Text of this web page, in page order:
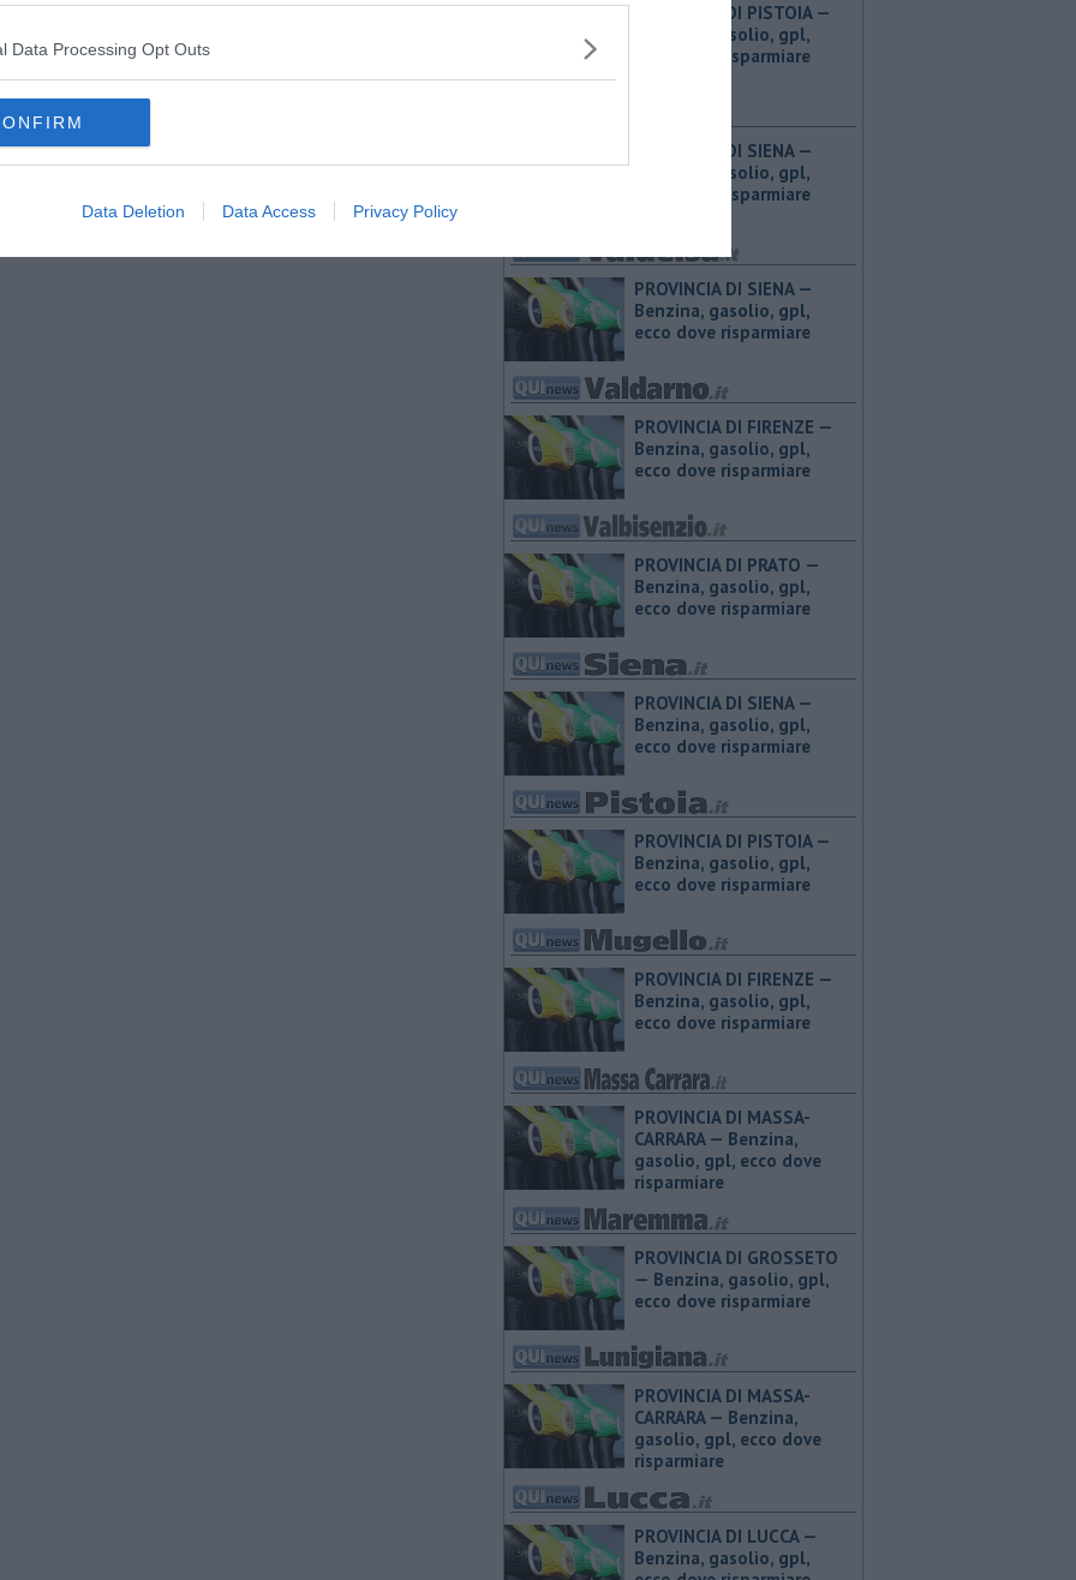
Data Processing Opt Outs
Data Deletion Data Access Privacy Policy
PROVINCIA DI PISTOIA — ​
Benzina, gasolio, gpl,
ecco dove risparmiare
PROVINCIA DI SIENA — ​
Benzina, gasolio, gpl,
ecco dove risparmiare
PROVINCIA DI SIENA — ​
Benzina, gasolio, gpl,
ecco dove risparmiare
PROVINCIA DI FIRENZE — ​
Benzina, gasolio, gpl,
ecco dove risparmiare
PROVINCIA DI PRATO — ​
Benzina, gasolio, gpl,
ecco dove risparmiare
PROVINCIA DI SIENA — ​
Benzina, gasolio, gpl,
ecco dove risparmiare
PROVINCIA DI PISTOIA — ​
Benzina, gasolio, gpl,
ecco dove risparmiare
PROVINCIA DI FIRENZE — ​
Benzina, gasolio, gpl,
ecco dove risparmiare
PROVINCIA DI MASSA-
CARRARA — ​Benzina,
gasolio, gpl, ecco dove
risparmiare
PROVINCIA DI GROSSETO
— ​Benzina, gasolio, gpl,
ecco dove risparmiare
PROVINCIA DI MASSA-
CARRARA — ​Benzina,
gasolio, gpl, ecco dove
risparmiare
PROVINCIA DI LUCCA — ​
Benzina, gasolio, gpl,